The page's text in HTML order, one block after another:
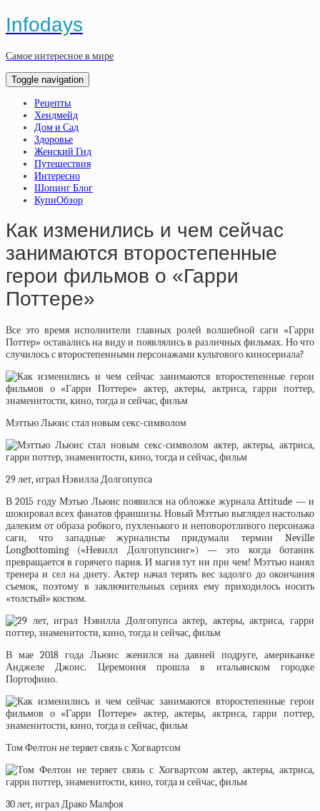
Infodays
Самое интересное в мире
Toggle navigation
Рецепты
Хендмейд
Дом и Сад
Здоровье
Женский Гид
Путешествия
Интересно
Шопинг Блог
КупиОбзор
Как изменились и чем сейчас
занимаются второстепенные
герои фильмов о «Гарри
Поттере»
Все это время исполнители главных ролей волшебной саги «Гарри
Поттер» оставались на виду и появлялись в различных фильмах. Но что
случилось с второстепенными персонажами культового киносериала?
Мэттью Льюис стал новым секс-символом
29 лет, играл Нэвилла Долгопупса
В 2015 году Мэтью Льюис появился на обложке журнала Attitude — и
шокировал всех фанатов франшизы. Новый Мэттью выглядел настолько
далеким от образа робкого, пухленького и неповоротливого персонажа
саги, что западные журналисты придумали термин Neville
Longbottoming («Невилл Долгопупсинг») — это когда ботаник
превращается в горячего парня. И магия тут ни при чем! Мэттью нанял
тренера и сел на диету. Актер начал терять вес задолго до окончания
съемок, поэтому в заключительных сериях ему приходилось носить
«толстый» костюм.
В мае 2018 года Льюис женился на давней подруге, американке
Анджеле Джонс. Церемония прошла в итальянском городке
Портофино.
Том Фелтон не теряет связь с Хогвартсом
30 лет, играл Драко Малфоя